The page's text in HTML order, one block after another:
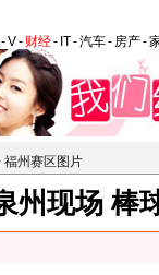
-V- 财经- IT-汽车- 房产-
福州赛区图片
州现场 棒